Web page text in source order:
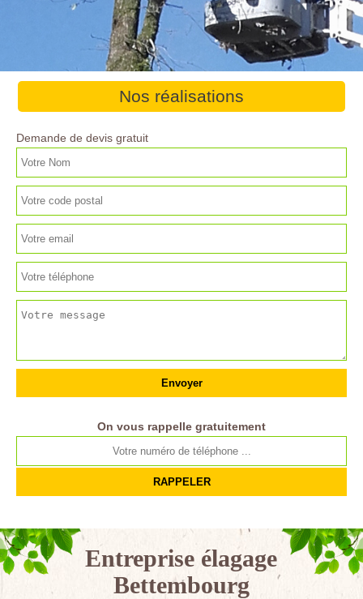
Nos réalisations
Demande de devis gratuit
On vous rappelle gratuitement
Entreprise élagage
Bettembourg